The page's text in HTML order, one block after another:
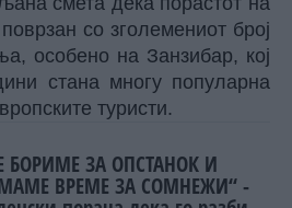
со зголемениот број
особено на Занзибар, кој
стана многу популарна
туристи.
БОРИМЕ ЗА ОПСТАНОК И
ВРЕМЕ ЗА СОМНЕЖИ“ -